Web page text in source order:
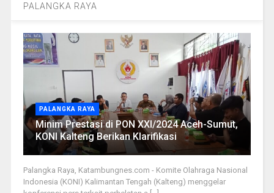
PALANGKA RAYA
PALANGKA RAYA
Minim Prestasi di PON XXI/2024 Aceh-Sumut,
KONI Kalteng Berikan Klarifikasi
Palangka Raya, Katambungnes.com - Komite Olahraga Nasional
Indonesia (KONI) Kalimantan Tengah (Kalteng) menggelar